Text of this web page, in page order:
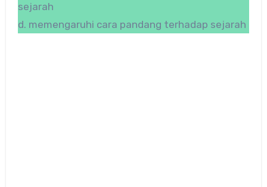
sejarah
d. memengaruhi cara pandang terhadap sejarah